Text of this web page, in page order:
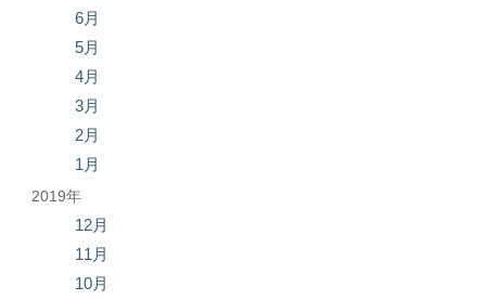
6月
5月
4月
3月
2月
1月
2019年
12月
11月
10月